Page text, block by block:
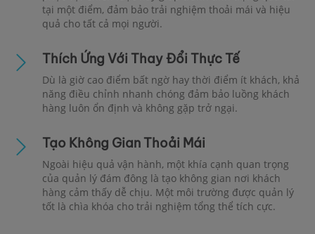
tại một điểm, đảm bảo trải nghiệm thoải mái và hiệu
quả cho tất cả mọi người.
Thích Ứng Với Thay Đổi Thực Tế
Dù là giờ cao điểm bất ngờ hay thời điểm ít khách, khả
năng điều chỉnh nhanh chóng đảm bảo luồng khách
hàng luôn ổn định và không gặp trở ngại.
Tạo Không Gian Thoải Mái
Ngoài hiệu quả vận hành, một khía cạnh quan trọng
của quản lý đám đông là tạo không gian nơi khách
hàng cảm thấy dễ chịu. Một môi trường được quản lý
tốt là chìa khóa cho trải nghiệm tổng thể tích cực.